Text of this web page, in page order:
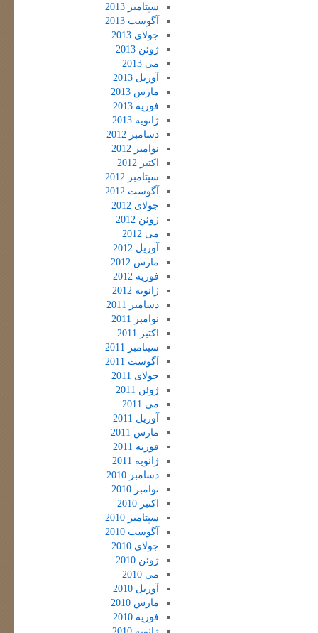
سپتامبر 2013
آگوست 2013
جولای 2013
ژوئن 2013
می 2013
آوریل 2013
مارس 2013
فوریه 2013
ژانویه 2013
دسامبر 2012
نوامبر 2012
اکتبر 2012
سپتامبر 2012
آگوست 2012
جولای 2012
ژوئن 2012
می 2012
آوریل 2012
مارس 2012
فوریه 2012
ژانویه 2012
دسامبر 2011
نوامبر 2011
اکتبر 2011
سپتامبر 2011
آگوست 2011
جولای 2011
ژوئن 2011
می 2011
آوریل 2011
مارس 2011
فوریه 2011
ژانویه 2011
دسامبر 2010
نوامبر 2010
اکتبر 2010
سپتامبر 2010
آگوست 2010
جولای 2010
ژوئن 2010
می 2010
آوریل 2010
مارس 2010
فوریه 2010